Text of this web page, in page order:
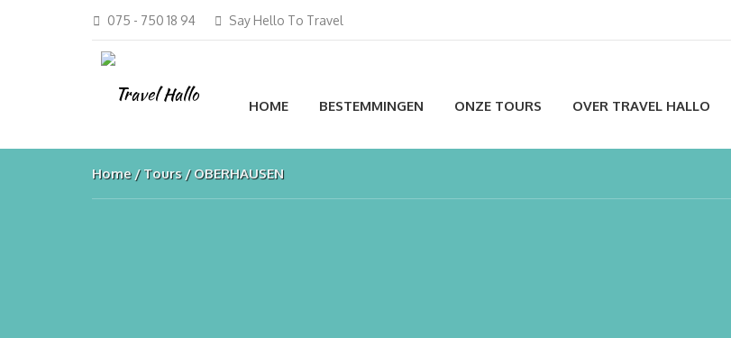
075 - 750 18 94 Say Hello To Travel
HOME BESTEMMINGEN ONZE TOURS OVER TRAVEL HALLO
Home Tours OBERHAUSEN